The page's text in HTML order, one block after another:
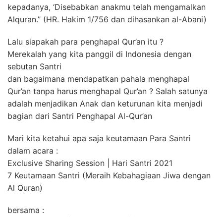
kepadanya, ‘Disebabkan anakmu telah mengamalkan
Alquran.” (HR. Hakim 1/756 dan dihasankan al-Abani)
Lalu siapakah para penghapal Qur’an itu ?
Merekalah yang kita panggil di Indonesia dengan
sebutan Santri
dan bagaimana mendapatkan pahala menghapal
Qur’an tanpa harus menghapal Qur’an ? Salah satunya
adalah menjadikan Anak dan keturunan kita menjadi
bagian dari Santri Penghapal Al-Qur’an
Mari kita ketahui apa saja keutamaan Para Santri
dalam acara :
Exclusive Sharing Session | Hari Santri 2021
7 Keutamaan Santri (Meraih Kebahagiaan Jiwa dengan
Al Quran)
bersama :